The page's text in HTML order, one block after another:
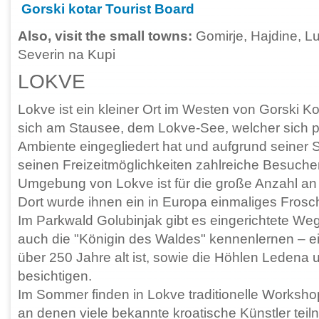
Gorski kotar Tourist Board
Also, visit the small towns: Gomirje, Hajdine,
Severin na Kupi
LOKVE
Lokve ist ein kleiner Ort im Westen von Gorski
sich am Stausee, dem Lokve-See, welcher sich
Ambiente eingegliedert hat und aufgrund seiner
seinen Freizeitmöglichkeiten zahlreiche
Umgebung von Lokve ist für die große Anzahl
Dort wurde ihnen ein in Europa einmaliges
Im Parkwald Golubinjak gibt es eingerichtete
auch die "Königin des Waldes" kennenlernen –
über 250 Jahre alt ist, sowie die Höhlen Ledena
besichtigen.
Im Sommer finden in Lokve traditionelle
an denen viele bekannte kroatische Künstler